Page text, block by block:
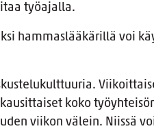
työajalla.
hammaslääkärillä voi
koko
viikon välein. Niissä